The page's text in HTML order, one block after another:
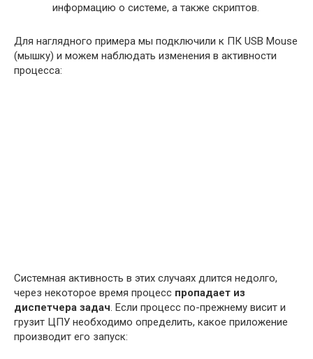
информацию о системе, а также скриптов.
Для наглядного примера мы подключили к ПК USB Mouse
(мышку) и можем наблюдать изменения в активности
процесса:
Системная активность в этих случаях длится недолго,
через некоторое время процесс пропадает из
диспетчера задач . Если процесс по-прежнему висит и
грузит ЦПУ необходимо определить, какое приложение
производит его запуск: